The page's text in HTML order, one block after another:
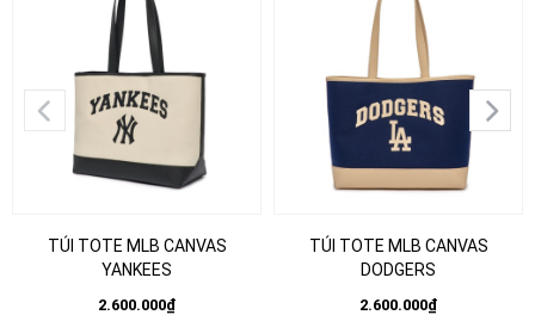
TÚI TOTE MLB CANVAS
YANKEES
2.600.000₫
TÚI TOTE MLB CANVAS
DODGERS
2.600.000₫